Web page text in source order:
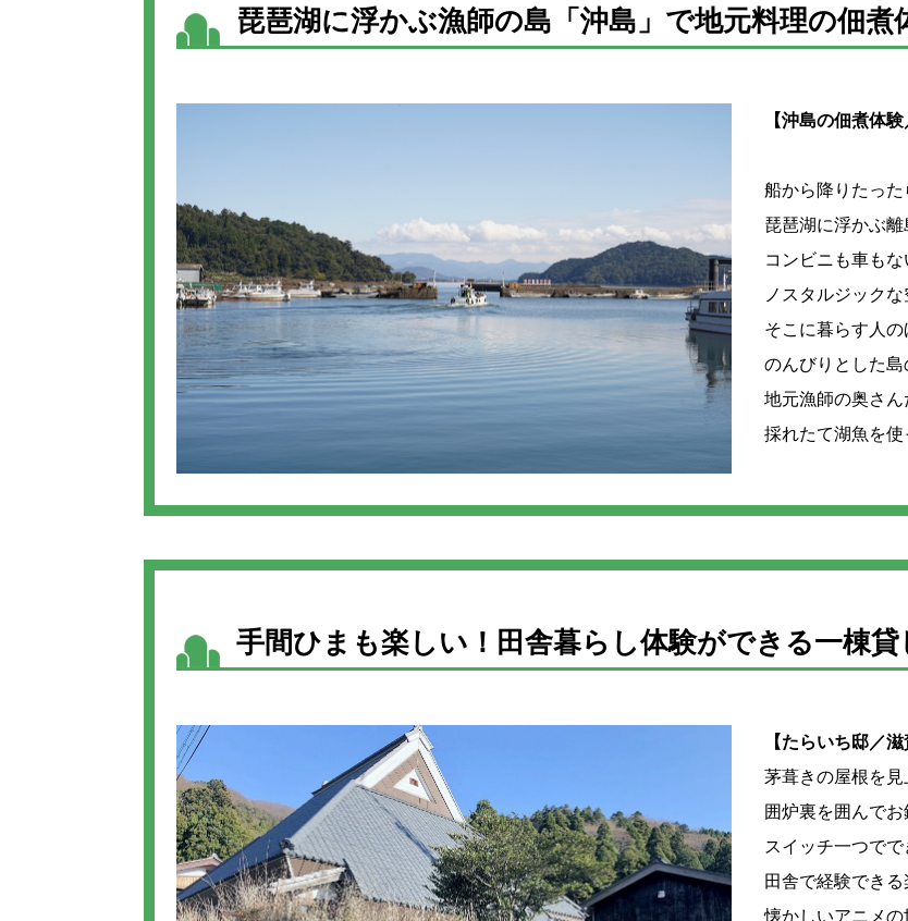
琵琶湖に浮かぶ漁師の島「沖島」で地元料理の佃煮
【沖島の佃煮体
船から降りたった
琵琶湖に浮かぶ離
コンビニも車も
ノスタルジック
そこに暮らす人の
のんびりとした
地元漁師の奥さん
採れたて湖魚を使
手間ひまも楽しい！田舎暮らし体験ができる一棟貸
【たらいち邸／
茅葺きの屋根を見
囲炉裏を囲んで
スイッチ一つで
田舎で経験できる
懐かしいアニメ